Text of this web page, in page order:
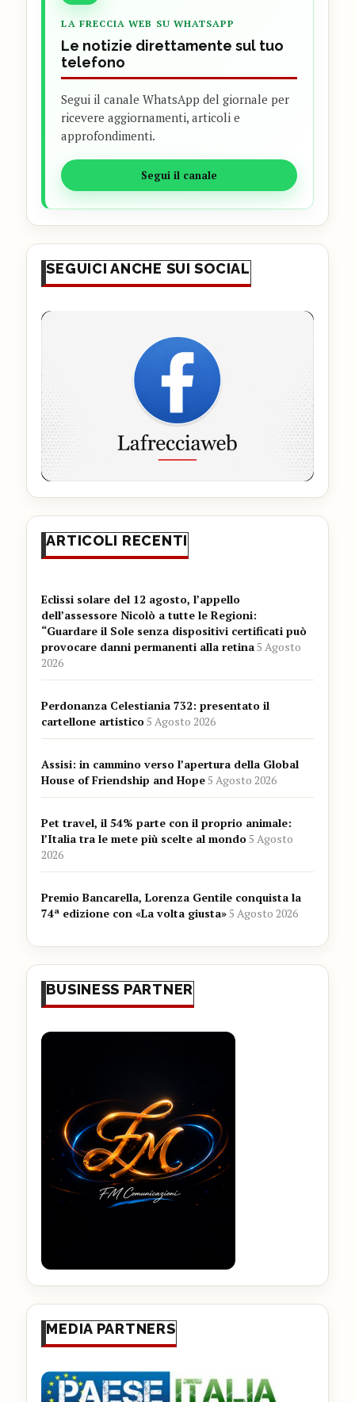
LA FRECCIA WEB SU WHATSAPP
Le notizie direttamente sul tuo
telefono
Segui il canale WhatsApp del giornale per
ricevere aggiornamenti, articoli e
approfondimenti.
Segui il canale
SEGUICI ANCHE SUI SOCIAL
ARTICOLI RECENTI
Eclissi solare del 12 agosto, l’appello
dell’assessore Nicolò a tutte le Regioni:
“Guardare il Sole senza dispositivi certificati può
provocare danni permanenti alla retina5 Agosto
2026
Perdonanza Celestiania 732: presentato il
cartellone artistico5 Agosto 2026
Assisi: in cammino verso l’apertura della Global
House of Friendship and Hope5 Agosto 2026
Pet travel, il 54% parte con il proprio animale:
l’Italia tra le mete più scelte al mondo5 Agosto
2026
Premio Bancarella, Lorenza Gentile conquista la
74ª edizione con «La volta giusta»5 Agosto 2026
BUSINESS PARTNER
MEDIA PARTNERS